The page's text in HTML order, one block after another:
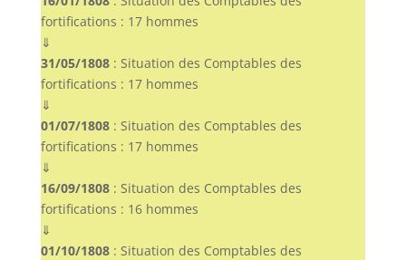
fortifications : 17 hommes
⇓
31/05/1808: Situation des Comptables des
fortifications : 17 hommes
⇓
01/07/1808: Situation des Comptables des
fortifications : 17 hommes
⇓
16/09/1808: Situation des Comptables des
fortifications : 16 hommes
⇓
01/10/1808: Situation des Comptables des